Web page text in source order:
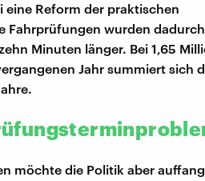
eine Reform der praktischen
Fahrprüfungen wurden
Minuten länger. Bei 1,65
Jahr summiert sich
möchte die Politik aber